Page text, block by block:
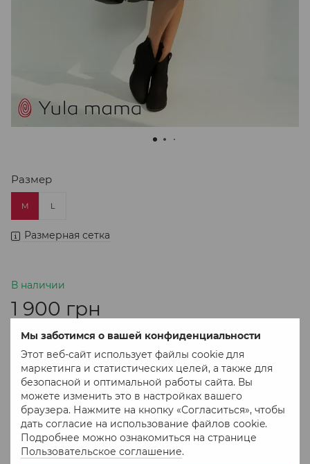
Мы заботимся о вашей конфиденциальности
Этот веб-сайт использует файлы cookie для
маркетинга и статистических целей, а также для
безопасной и оптимальной работы сайта. Вы
можете изменить это в настройках вашего
браузера. Нажмите на кнопку «Согласиться», чтобы
дать согласие на использование файлов cookie.
Подробнее можно ознакомиться на странице
Пользовательское соглашение.
Размер
M L
Размерная сетка
В наличии
1 900 грн
В корзину
Купить в 1 клік
В избранное К сравнению